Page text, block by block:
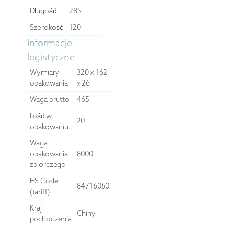
Długość
285
Szerokość
120
Informacje
logistyczne
Wymiary
opakowania
320 x 162
x 26
Waga brutto
465
Ilość w
opakowaniu
20
Waga
opakowania
zbiorczego
8000
HS Code
(tariff)
84716060
Kraj
pochodzenia
Chiny